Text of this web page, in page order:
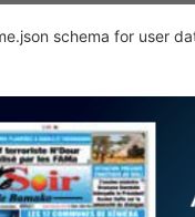
schema for user